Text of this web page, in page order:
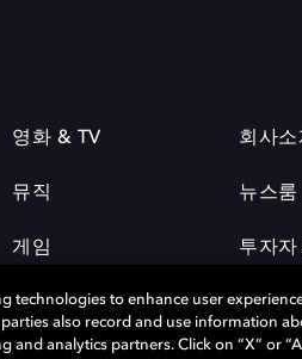
영화 & TV
뮤직
게임
회사소
뉴스룸
투자자
technologies to enhance user
also record and use information
and analytics partners. Click on “X” or